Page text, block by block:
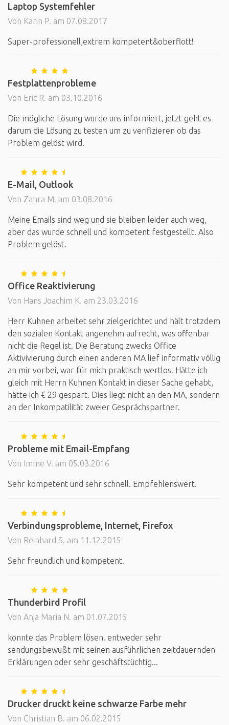
Laptop Systemfehler
Von Karin P. am 07.08.2017
Super-professionell,extrem kompetent&oberflott!
Festplattenprobleme
Von Eric R. am 03.10.2016
Die mögliche Lösung wurde uns informiert, jetzt geht es
darum die Lösung zu testen um zu verifizieren ob das
Problem gelöst wird.
E-Mail, Outlook
Von Zahra M. am 03.08.2016
Meine Emails sind weg und sie bleiben leider auch weg,
aber das wurde schnell und kompetent festgestellt. Also
Problem gelöst.
Office Reaktivierung
Von Hans Joachim K. am 23.03.2016
Herr Kuhnen arbeitet sehr zielgerichtet und hält trotzdem
den sozialen Kontakt angenehm aufrecht, was offenbar
nicht die Regel ist. Die Beratung zwecks Office
Aktivivierung durch einen anderen MA lief informativ völlig
an mir vorbei, war für mich praktisch wertlos. Hätte ich
gleich mit Herrn Kuhnen Kontakt in dieser Sache gehabt,
hätte ich € 29 gespart. Dies liegt nicht an den MA, sondern
an der Inkompatilität zweier Gesprächspartner.
Probleme mit Email-Empfang
Von Imme V. am 05.03.2016
Sehr kompetent und sehr schnell. Empfehlenswert.
Verbindungsprobleme, Internet, Firefox
Von Reinhard S. am 11.12.2015
Sehr freundlich und kompetent.
Thunderbird Profil
Von Anja Maria N. am 01.07.2015
konnte das Problem lösen. entweder sehr
sendungsbewußt mit seinen ausführlichen zeitdauernden
Erklärungen oder sehr geschäftstüchtig...
Drucker druckt keine schwarze Farbe mehr
Von Christian B. am 06.02.2015